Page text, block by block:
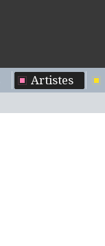
Artistes